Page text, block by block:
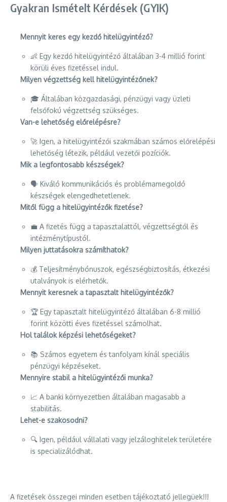
Gyakran Ismételt Kérdések (GYIK)
Mennyit keres egy kezdő hitelügyintéző?
👶 Egy kezdő hitelügyintéző általában 3-4 millió forint
körüli éves fizetéssel indul.
Milyen végzettség kell hitelügyintézőnek?
🎓 Általában közgazdasági, pénzügyi vagy üzleti
felsőfokú végzettség szükséges.
Van-e lehetőség előrelépésre?
🚀 Igen, a hitelügyintézői szakmában számos előrelépési
lehetőség létezik, például vezetői pozíciók.
Mik a legfontosabb készségek?
🗣️ Kiváló kommunikációs és problémamegoldó
készségek elengedhetetlenek.
Mitől függ a hitelügyintézők fizetése?
💼 A fizetés függ a tapasztalattól, végzettségtől és
intézménytípustól.
Milyen juttatásokra számíthatok?
💰 Teljesítménybónuszok, egészségbiztosítás, étkezési
utalványok is elérhetők.
Mennyit keresnek a tapasztalt hitelügyintézők?
🏆 Egy tapasztalt hitelügyintéző általában 6-8 millió
forint közötti éves fizetéssel számolhat.
Hol találok képzési lehetőségeket?
📚 Számos egyetem és tanfolyam kínál speciális
pénzügyi képzéseket.
Mennyire stabil a hitelügyintézői munka?
📈 A banki környezetben általában magasabb a
stabilitás.
Lehet-e szakosodni?
🔍 Igen, például vállalati vagy jelzáloghitelek területére
is specializálódhat.
A fizetések összegei minden esetben tájékoztató jellegüek!!!